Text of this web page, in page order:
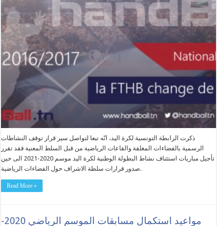
ذكرت الرابطة التونسية لكرة اليد، انّه تبعا لتواصل سير قرار توقف النشاطات
الرسمية بالفضاءات المغلقة والقاعات الرياضية من قبل السلط المعنية فقد تقرر
تأجيل مباريات استئناف نشاط البطولة الوطنية لكرة اليد موسم 2020-2021 الى حين
صدور قرارات سلطة الاشراف حول الفضاءات الرياضية.
Read More »
مواعيد استكمال مسابقات الموسم الرياضي 2020-